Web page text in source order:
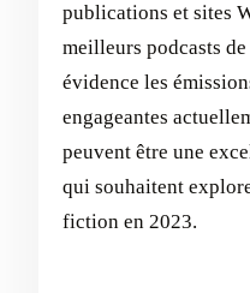
publications et sites
meilleurs podcasts
évidence les
engageantes
peuvent être une
qui souhaitent
fiction en 2023.